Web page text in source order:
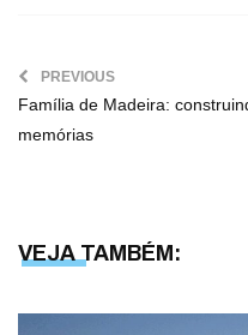
PREVIOUS
Família de Madeira:
memórias
VEJA TAMBÉM: